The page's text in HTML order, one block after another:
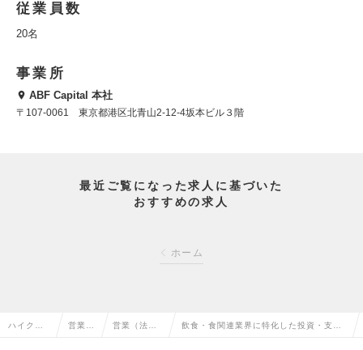
従業員数
20名
事業所
ABF Capital 本社
〒107-0061 東京都港区北青山2-12-4坂本ビル３階
最近ご覧になった求人に基づいた
おすすめの求人
ホーム
ハイクラ 営業系 営業（法人 飲食・食関連業界に特化した投資・支援